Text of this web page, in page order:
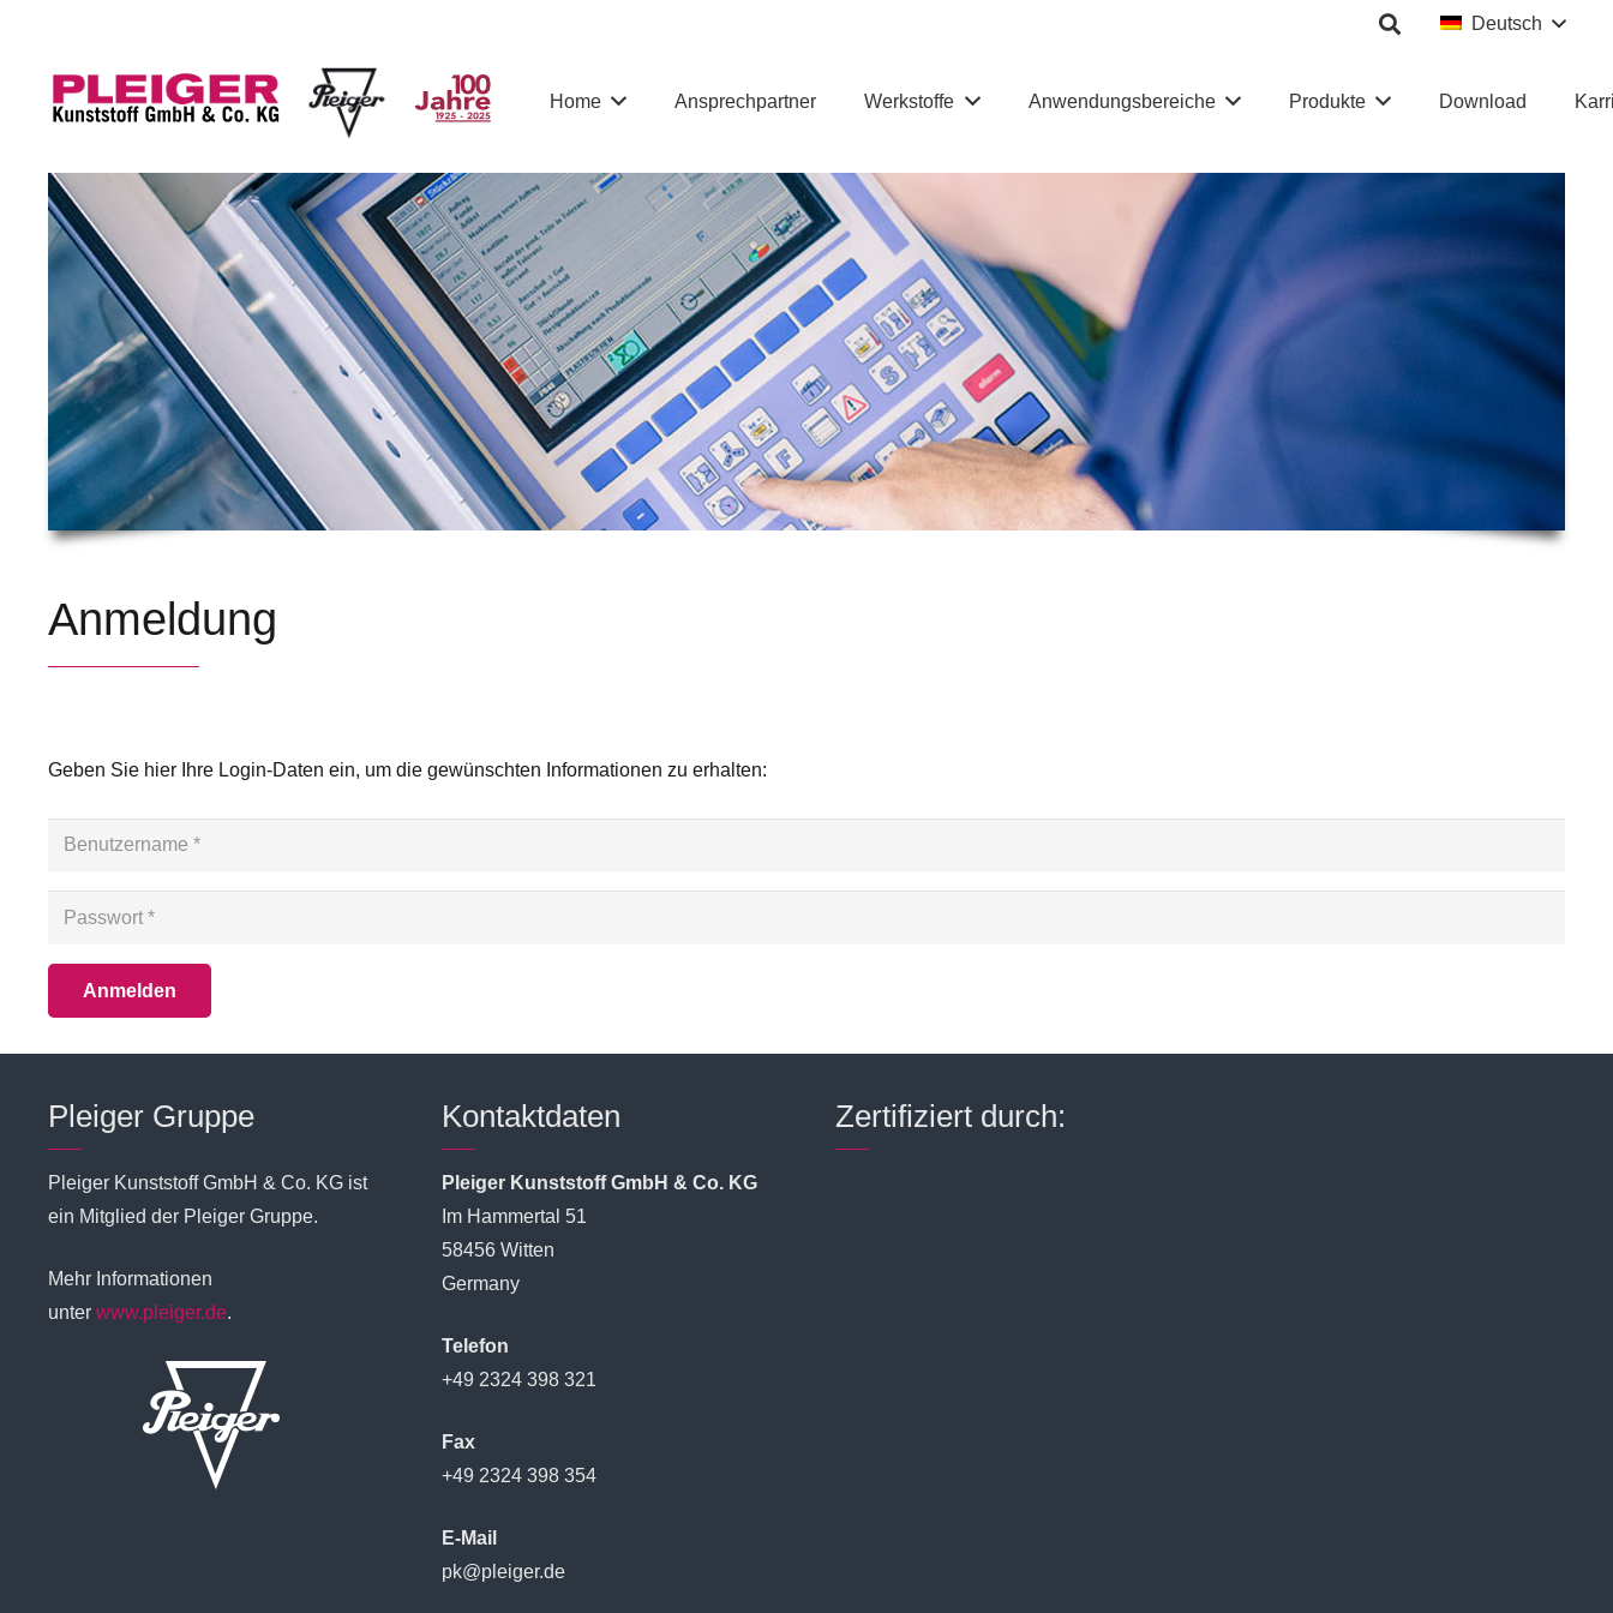
Deutsch
Home Ansprechpartner Werkstoffe Anwendungsbereiche Produkte Download
Anmeldung
Geben Sie hier Ihre Login-Daten ein, um die gewünschten Informationen zu erhalten:
Anmelden
Pleiger Gruppe
Pleiger Kunststoff GmbH & Co. KG ist
ein Mitglied der Pleiger Gruppe.
Mehr Informationen
unter www.pleiger.de.
Kontaktdaten
Pleiger Kunststoff GmbH & Co. KG
Im Hammertal 51
58456 Witten
Germany
Telefon
+49 2324 398 321
Fax
+49 2324 398 354
E-Mail
pk@pleiger.de
Zertifiziert durch: